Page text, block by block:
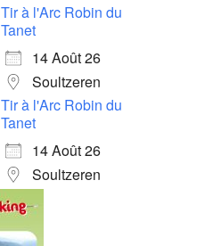
Tir à l'Arc Robin du
Tanet
14 Août 26
Soultzeren
Tir à l'Arc Robin du
Tanet
14 Août 26
Soultzeren